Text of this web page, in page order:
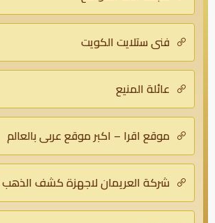
فني ستلايت الكويت
عائلة المنيع
موقع اقرا – اكبر موقع عربي بالعالم
شركة العريمان لاجهزة كشف الذهب